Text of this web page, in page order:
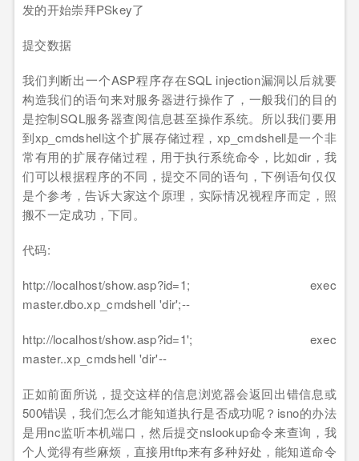
发的开始崇拜PSkey了
提交数据
我们判断出一个ASP程序存在SQL injection漏洞以后就要
构造我们的语句来对服务器进行操作了，一般我们的目的
是控制SQL服务器查阅信息甚至操作系统。所以我们要用
到xp_cmdshell这个扩展存储过程，xp_cmdshell是一个非
常有用的扩展存储过程，用于执行系统命令，比如dir，我
们可以根据程序的不同，提交不同的语句，下例语句仅仅
是个参考，告诉大家这个原理，实际情况视程序而定，照
搬不一定成功，下同。
代码:
http://localhost/show.asp?id=1; exec
master.dbo.xp_cmdshell 'dir';--
http://localhost/show.asp?id=1'; exec
master..xp_cmdshell 'dir'--
正如前面所说，提交这样的信息浏览器会返回出错信息或
500错误，我们怎么才能知道执行是否成功呢？isno的办法
是用nc监听本机端口，然后提交nslookup命令来查询，我
个人觉得有些麻烦，直接用tftp来有多种好处，能知道命令